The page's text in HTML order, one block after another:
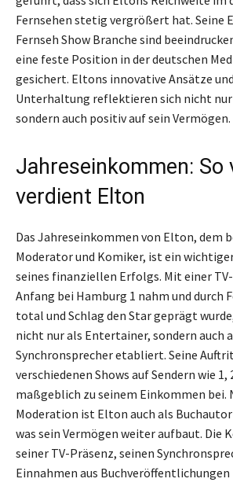
Fernsehen stetig vergrößert hat. Seine
Fernseh Show Branche sind
eine feste Position in der deutschen
gesichert. Eltons innovative Ansätze
Unterhaltung reflektieren sich nicht nur
sondern auch positiv auf sein Vermögen.
Jahreseinkommen: So
verdient Elton
Das Jahreseinkommen von Elton, dem
Moderator und Komiker, ist ein
seines finanziellen Erfolgs. Mit einer
Anfang bei Hamburg 1 nahm und durch
total und Schlag den Star geprägt
nicht nur als Entertainer, sondern auch
Synchronsprecher etabliert. Seine
verschiedenen Shows auf Sendern wie 1,
maßgeblich zu seinem Einkommen bei.
Moderation ist Elton auch als
was sein Vermögen weiter aufbaut. Die
seiner TV-Präsenz, seinen
Einnahmen aus